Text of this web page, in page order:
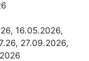
16.05.2026,
27.09.2026,